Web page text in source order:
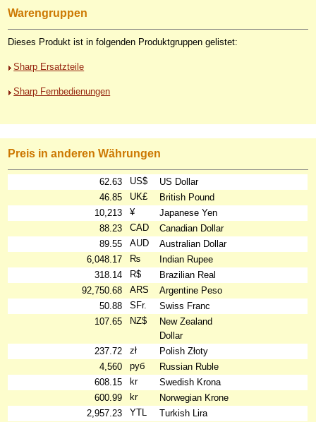
Warengruppen
Dieses Produkt ist in folgenden Produktgruppen gelistet:
Sharp Ersatzteile
Sharp Fernbedienungen
Preis in anderen Währungen
62.63 US$
US Dollar
46.85
UK£
British Pound
10,213
¥
Japanese Yen
88.23
CAD
Canadian Dollar
89.55
AUD
Australian Dollar
6,048.17
₨
Indian Rupee
318.14
R$
Brazilian Real
92,750.68
ARS
Argentine Peso
50.88
SFr.
Swiss Franc
107.65
NZ$
New Zealand
Dollar
237.72
zł
Polish Złoty
4,560
руб
Russian Ruble
608.15
kr
Swedish Krona
600.99
kr
Norwegian Krone
2,957.23
YTL
Turkish Lira